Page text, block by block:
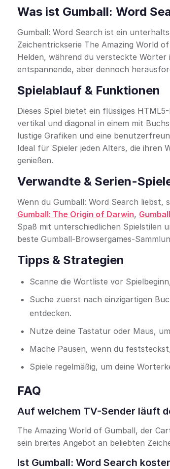
Was ist Gumball: Word
Gumball: Word Search ist ein
Zeichentrickserie The Amazing World
Helden, während du versteckte
entspannende, aber dennoch
Spielablauf & Funktionen
Dieses Spiel bietet ein flüssiges
vertikal und diagonal in einem mit
lustige Grafiken und eine
Ideal für Spieler jeden Alters, die ihren
genießen.
Verwandte & Serien-
Wenn du Gumball: Word Search liebst,
Gumball: The Origin of Darwin,
Spaß mit unterschiedlichen Spielstilen
beste Gumball-Browsergames-
Tipps & Strategien
Scanne die Wortliste vor
Suche zuerst nach einzigartigen
entdecken.
Nutze deine Tastatur oder Maus,
Mache Pausen, wenn du
Spiele regelmäßig, um deine
FAQ
Auf welchem TV-Sender läuft
The Amazing World of Gumball, der
sein breites Angebot an beliebten
Ist Gumball: Word Search